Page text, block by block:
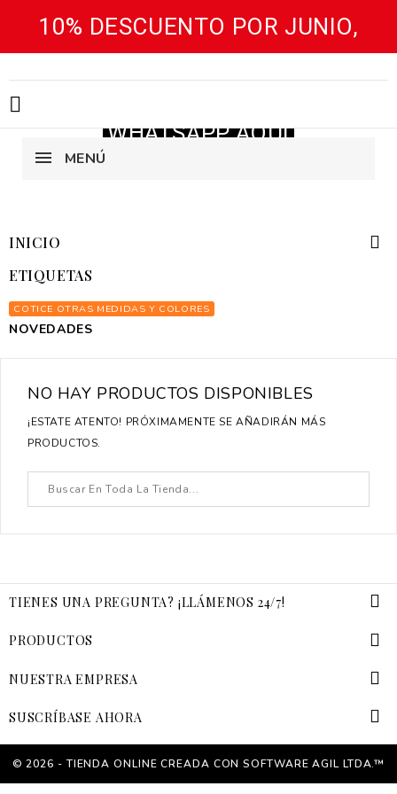
10% DESCUENTO POR JUNIO,
FABRICA DE MUEBLES DE OFICINA
WHATSAPP AQUI

MENÚ
INICIO 
ETIQUETAS
COTICE OTRAS MEDIDAS Y COLORES
NOVEDADES
NO HAY PRODUCTOS DISPONIBLES
¡ESTATE ATENTO! PRÓXIMAMENTE SE AÑADIRÁN MÁS
PRODUCTOS.
TIENES UNA PREGUNTA? ¡LLÁMENOS 24/7! 
PRODUCTOS 
NUESTRA EMPRESA 
SUSCRÍBASE AHORA 
© 2026 - TIENDA ONLINE CREADA CON SOFTWARE AGIL LTDA.™